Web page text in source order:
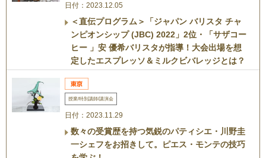
日付：2023.12.05
＜直伝プログラム＞「ジャパン バリスタ チャ
ンピオンシップ (JBC) 2022」2位・「サザコー
ヒー 」安 優希バリスタが指導！大会出場を想
定したエスプレッソ＆ミルクビバレッジとは？
授業/特別講師/講演会
日付：2023.11.29
数々の受賞歴を持つ気鋭のパティシエ・川野圭
一シェフをお招きして。ピエス・モンテの技巧